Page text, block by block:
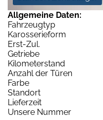
Allgemeine Daten:
Fahrzeugtyp
Karosserieform
Erst-Zul.
Getriebe
Kilometerstand
Anzahl der Türen
Farbe
Standort
Lieferzeit
Unsere Nummer